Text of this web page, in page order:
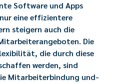
Software und Apps
eine effizientere
steigern auch die
Die
die durch diese
werden, sind
Mitarbeiterbindung und-